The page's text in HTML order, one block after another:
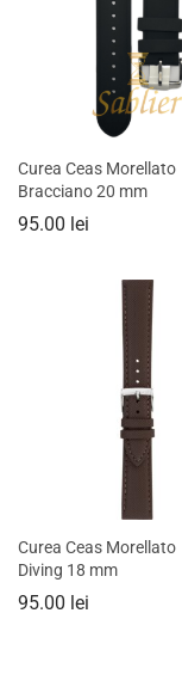
Curea Ceas Morellato
Bracciano 20 mm
95.00 lei
Curea Ceas Morellato
Diving 18 mm
95.00 lei